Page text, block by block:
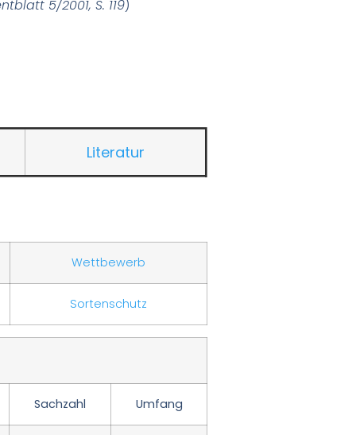
5/2001, S. 119)
Literatur
Wettbewerb
Sortenschutz
Sachzahl Umfang